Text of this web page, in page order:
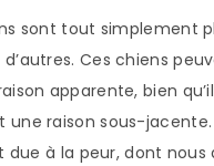
sont tout simplement
Ces chiens
apparente, bien
une raison sous-jacente.
due à la peur, dont nous